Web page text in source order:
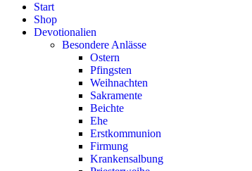
Start
Shop
Devotionalien
Besondere Anlässe
Ostern
Pfingsten
Weihnachten
Sakramente
Beichte
Ehe
Erstkommunion
Firmung
Krankensalbung